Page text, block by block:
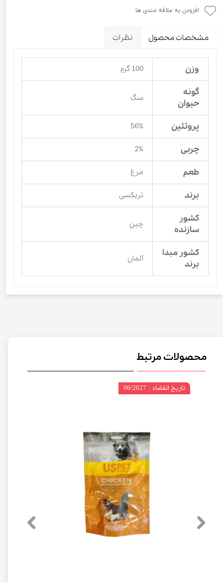
افزودن به علاقه مندی ها
مشخصات محصول نظرات
وزن 100 گرم
گونه
حیوان
سگ
پروتئین 56%
چربی 2%
طعم مرغ
برند تریکسی
کشور
سازنده
چین
کشور مبدا
برند
آلمان
محصولات مرتبط
تاریخ انقضاء : 06/2027